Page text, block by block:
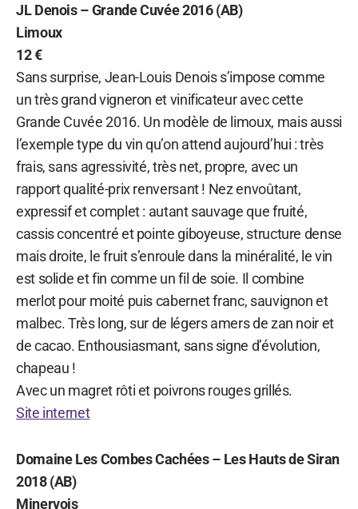
JL Denois – Grande Cuvée 2016 (AB)
Limoux
12 €
Sans surprise, Jean-Louis Denois s’impose comme
un très grand vigneron et vinificateur avec cette
Grande Cuvée 2016. Un modèle de limoux, mais aussi
l’exemple type du vin qu’on attend aujourd’hui : très
frais, sans agressivité, très net, propre, avec un
rapport qualité-prix renversant ! Nez envoûtant,
expressif et complet : autant sauvage que fruité,
cassis concentré et pointe giboyeuse, structure dense
mais droite, le fruit s’enroule dans la minéralité, le vin
est solide et fin comme un fil de soie. Il combine
merlot pour moité puis cabernet franc, sauvignon et
malbec. Très long, sur de légers amers de zan noir et
de cacao. Enthousiasmant, sans signe d’évolution,
chapeau !
Avec un magret rôti et poivrons rouges grillés.
Site internet
Domaine Les Combes Cachées – Les Hauts de Siran
2018 (AB)
Minervois